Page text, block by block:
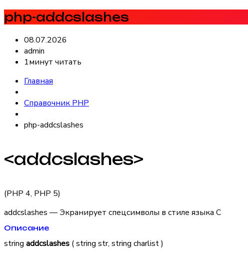
php-addcslashes
08.07.2026
admin
1минут читать
Главная
Справочник PHP
php-addcslashes
<addcslashes>
(PHP 4, PHP 5)
addcslashes — Экранирует спецсимволы в стиле языка C
Описание
string addcslashes ( string str, string charlist )